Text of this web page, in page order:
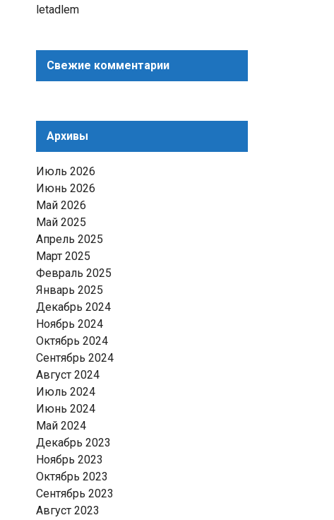
letadlem
Свежие комментарии
Архивы
Июль 2026
Июнь 2026
Май 2026
Май 2025
Апрель 2025
Март 2025
Февраль 2025
Январь 2025
Декабрь 2024
Ноябрь 2024
Октябрь 2024
Сентябрь 2024
Август 2024
Июль 2024
Июнь 2024
Май 2024
Декабрь 2023
Ноябрь 2023
Октябрь 2023
Сентябрь 2023
Август 2023